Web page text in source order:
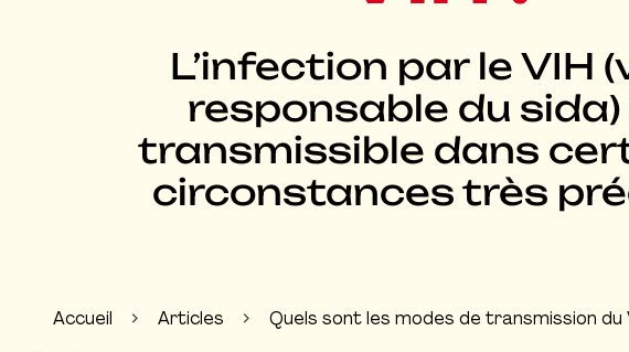
L’infection par le VIH
responsable du
transmissible dans
circonstances très
Accueil Articles
Quels sont les modes de transmission du